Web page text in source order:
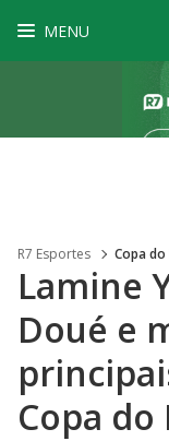
MENU
R7 Esportes Copa
Lamine
Doué e
Copa